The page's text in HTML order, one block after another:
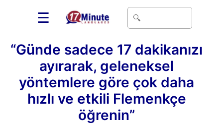
☰
“Günde sadece 17 dakikanızı
ayırarak, geleneksel
yöntemlere göre çok daha
hızlı ve etkili Flemenkçe
öğrenin”